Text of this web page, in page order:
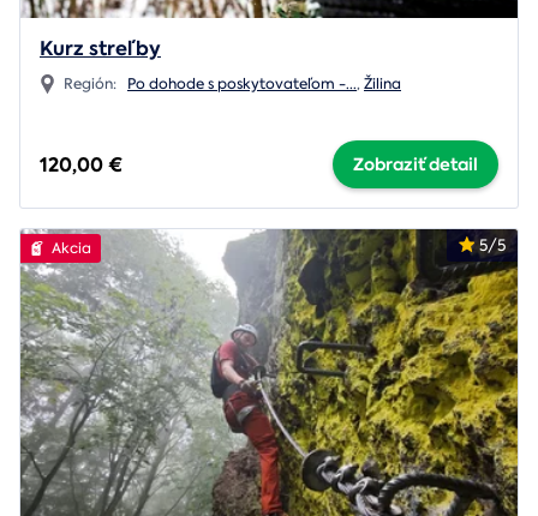
Kurz streľby
Región: Po dohode s poskytovateľom -...,Žilina
120,00 € Zobraziť detail
5/5
Akcia